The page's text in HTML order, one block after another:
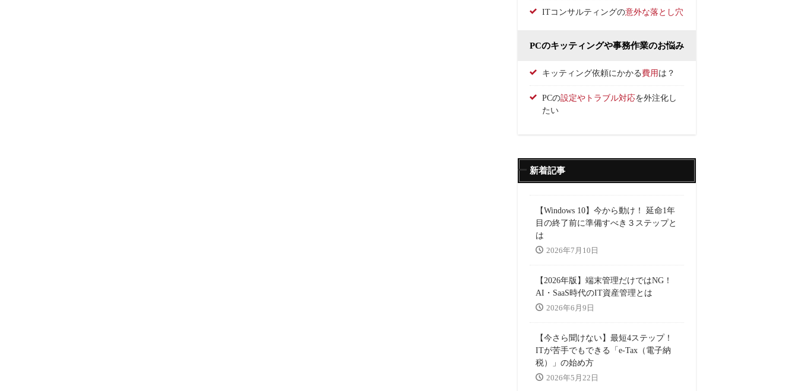
ITコンサルティングの意外な落とし穴
PCのキッティングや事務作業のお悩み
キッティング依頼にかかる 費用 は？
PCの設定やトラブル対応を外注化し
たい
新着記事
【Windows 10】今から動け！ 延命1年
目の終了前に準備すべき３ステップと
は
2026年7月10日
【2026年版】端末管理だけではNG！
AI・SaaS時代のIT資産管理とは
2026年6月9日
【今さら聞けない】最短4ステップ！
ITが苦手でもできる「e-Tax（電子納
税）」の始め方
2026年5月22日